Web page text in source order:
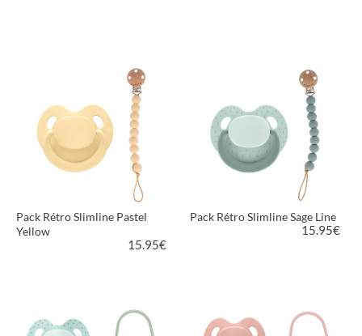
VOIR LE PRODUIT VOIR LE PRODUIT
Pack Rétro Slimline Pastel
Yellow
15.95€
VOIR LE PRODUIT
Pack Rétro Slimline Sage Line
15.95€
VOIR LE PRODUIT